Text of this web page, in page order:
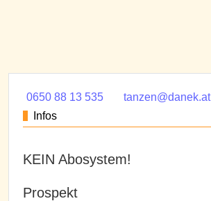
0650 88 13 535
tanzen@danek.at
Infos
KEIN Abosystem!
Prospekt